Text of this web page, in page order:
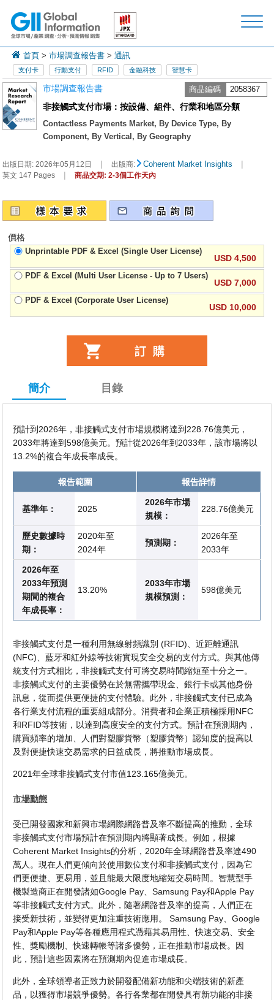
首頁 >市場調查報告書 >通訊
支付卡 行動支付 RFID 金融科技 智慧卡
市場調查報告書 商品編碼 2058367
非接觸式支付市場：按設備、組件、行業和地區分類
Contactless Payments Market, By Device Type, By
Component, By Vertical, By Geography
出版日期:2026年05月12日 | 出版商: Coherent Market Insights |
英文 147 Pages | 商品交期: 2-3個工作天內
價格
Unprintable PDF & Excel (Single User License)
USD 4,500
PDF & Excel (Multi User License - Up to 7 Users)
USD 7,000
PDF & Excel (Corporate User License)
USD 10,000
簡介 目錄
預計到2026年，非接觸式支付市場規模將達到228.76億美元，
2033年將達到598億美元。預計從2026年到2033年，該市場將以
13.2%的複合年成長率成長。
報告範圍 報告詳情
基準年： 2025
2026年市場
規模：
228.76億美元
歷史數據時
期：
2020年至
2024年
預測期：
2026年至
2033年
2026年至
2033年預測
期間的複合
年成長率：
13.20%
2033年市場
規模預測：
598億美元
非接觸式支付是一種利用無線射頻識別 (RFID)、近距離通訊
(NFC)、藍牙和紅外線等技術實現安全交易的支付方式。與其他傳
統支付方式相比，非接觸式支付可將交易時間縮短至十分之一。
非接觸式支付的主要優勢在於無需攜帶現金、銀行卡或其他身份
訊息，從而提供更便捷的支付體驗。此外，非接觸式支付已成為
各行業支付流程的重要組成部分。消費者和企業正積極採用NFC
和RFID等技術，以達到高度安全的支付方式。預計在預測期內，
購買頻率的增加、人們對塑膠貨幣（塑膠貨幣）認知度的提高以
及對便捷快速交易需求的日益成長，將推動市場成長。
2021年全球非接觸式支付市值123.165億美元。
市場動態
受已開發國家和新興市場網際網路普及率不斷提高的推動，全球
非接觸式支付市場預計在預測期內將顯著成長。例如，根據
Coherent Market Insights的分析，2020年全球網路普及率達490
萬人。現在人們更傾向於使用數位支付和非接觸式支付，因為它
們更便捷、更易用，並且能最大限度地縮短交易時間。智慧型手
機製造商正在開發諸如Google Pay、Samsung Pay和Apple Pay
等非接觸式支付方式。此外，隨著網路普及率的提高，人們正在
接受新技術，並變得更加注重技術應用。 Samsung Pay、Google
Pay和Apple Pay等各種應用程式憑藉其易用性、快速交易、安全
性、獎勵機制、快速轉帳等諸多優勢，正在推動市場成長。因
此，預計這些因素將在預測期內促進市場成長。
此外，全球領導者正致力於開發配備新功能和尖端技術的新產
品，以獲得市場競爭優勢。各行各業都在開發具有新功能的非接